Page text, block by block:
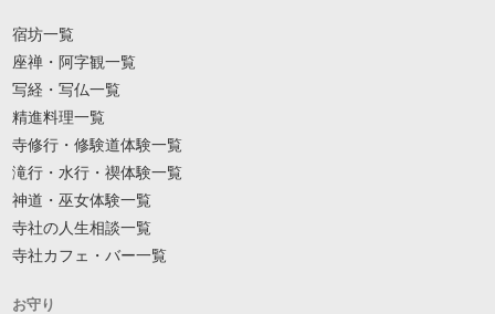
宿坊一覧
座禅・阿字観一覧
写経・写仏一覧
精進料理一覧
寺修行・修験道体験一覧
滝行・水行・禊体験一覧
神道・巫女体験一覧
寺社の人生相談一覧
寺社カフェ・バー一覧
お守り